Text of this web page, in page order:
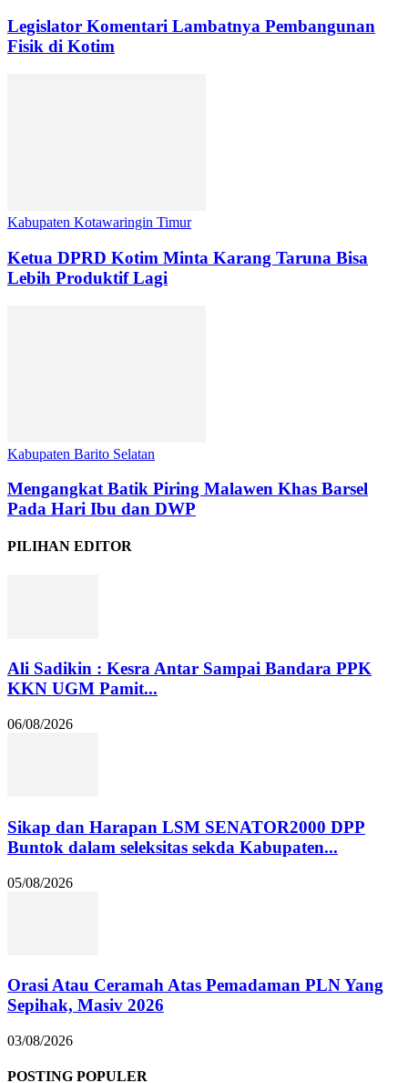
Legislator Komentari Lambatnya Pembangunan
Fisik di Kotim
Kabupaten Kotawaringin Timur
Ketua DPRD Kotim Minta Karang Taruna Bisa
Lebih Produktif Lagi
Kabupaten Barito Selatan
Mengangkat Batik Piring Malawen Khas Barsel
Pada Hari Ibu dan DWP
PILIHAN EDITOR
Ali Sadikin : Kesra Antar Sampai Bandara PPK
KKN UGM Pamit...
06/08/2026
Sikap dan Harapan LSM SENATOR2000 DPP
Buntok dalam seleksitas sekda Kabupaten...
05/08/2026
Orasi Atau Ceramah Atas Pemadaman PLN Yang
Sepihak, Masiv 2026
03/08/2026
POSTING POPULER